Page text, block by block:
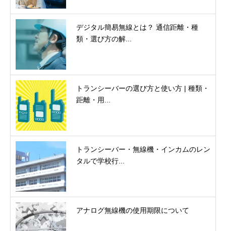
デジタル簡易無線とは？ 通信距離・種
類・選び方の解...
トランシーバーの選び方と使い方 | 種類・
距離・用...
トランシーバー・無線機・インカムのレン
タルで学校行...
アナログ無線機の使用期限について